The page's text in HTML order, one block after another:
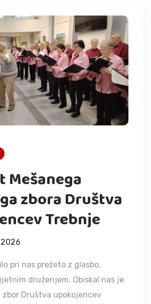
Mešanega
zbora Društva
Trebnje
pri nas prežeto z glasbo,
druženjem. Obiskal nas je
zbor Društva upokojencev